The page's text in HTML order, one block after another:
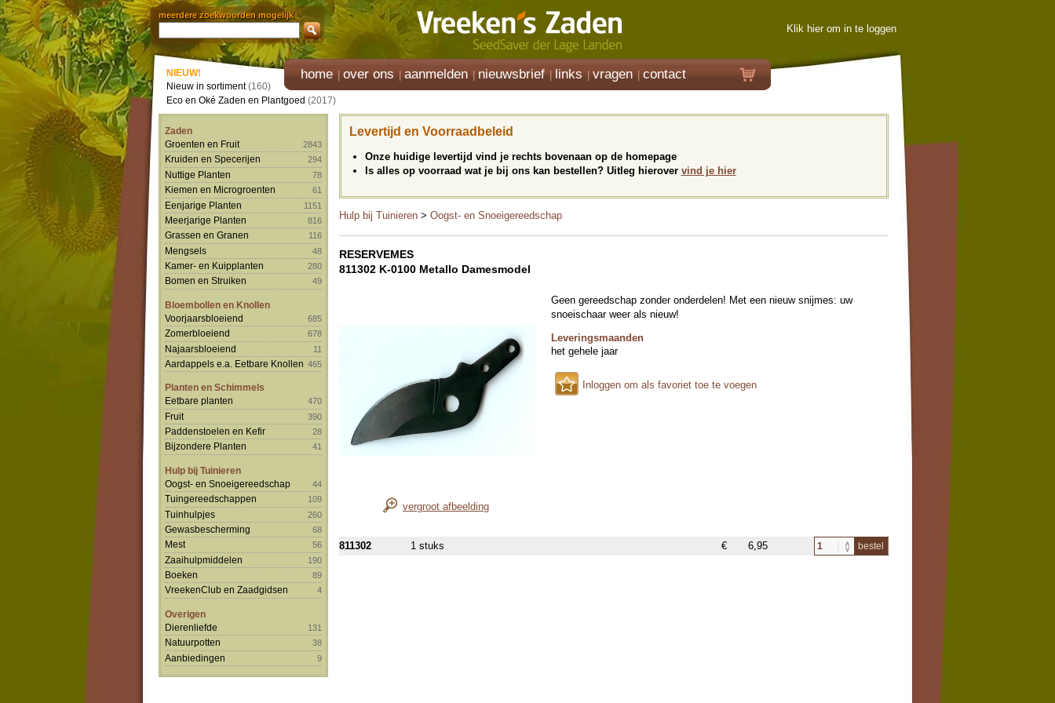
meerdere zoekwoorden mogelijk
Klik hier om in te loggen
home over ons aanmelden nieuwsbrief links vragen contact
NIEUW!
Nieuw in sortiment(160)
Eco en Oké Zaden en Plantgoed (2017)
Zaden
Groenten en Fruit
2843
Kruiden en Specerijen 294
Nuttige Planten 78
Kiemen en Microgroenten 61
Eenjarige Planten 1151
Meerjarige Planten 816
Grassen en Granen 116
Mengsels 48
Kamer- en Kuipplanten 280
Bomen en Struiken 49
Bloembollen en Knollen
Voorjaarsbloeiend
685
Zomerbloeiend 678
Najaarsbloeiend 11
Aardappels e.a. Eetbare Knollen 465
Planten en Schimmels
Eetbare planten
470
Fruit 390
Paddenstoelen en Kefir 28
Bijzondere Planten 41
Hulp bij Tuinieren
Oogst- en Snoeigereedschap
44
Tuingereedschappen 109
Tuinhulpjes 260
Gewasbescherming 68
Mest 56
Zaaihulpmiddelen 190
Boeken 89
VreekenClub en Zaadgidsen 4
Overigen
Dierenliefde
131
Natuurpotten 38
Aanbiedingen 9
Levertijd en Voorraadbeleid
Onze huidige levertijd vind je rechts bovenaan op de homepage
Is alles op voorraad wat je bij ons kan bestellen? Uitleg hierover vind je hier
Hulp bij Tuinieren > Oogst- en Snoeigereedschap
RESERVEMES
811302 K-0100 Metallo Damesmodel
vergroot afbeelding
Geen gereedschap zonder onderdelen! Met een nieuw snijmes: uw
snoeischaar weer als nieuw!
Leveringsmaanden
het gehele jaar
Inloggen om als favoriet toe te voegen
811302 1 stuks € 6,95 bestel